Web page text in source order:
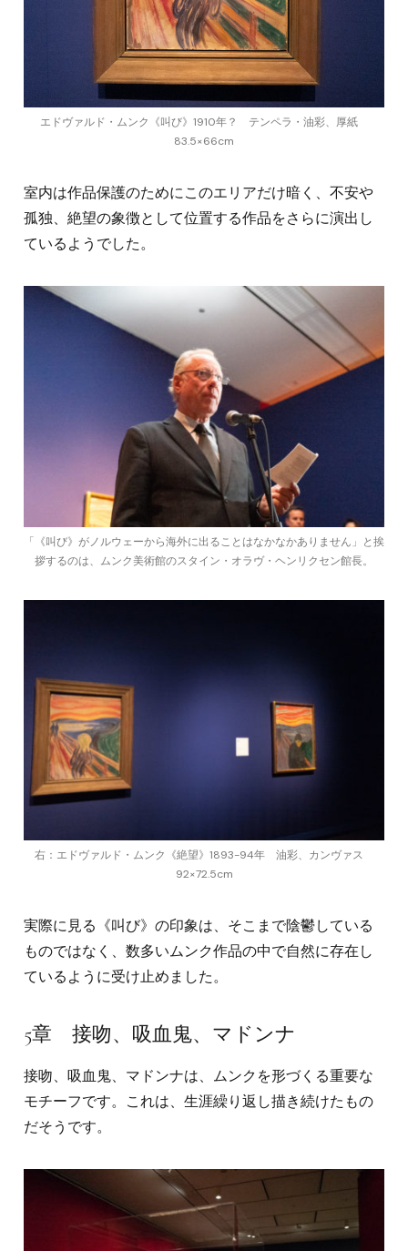
エドヴァルド・ムンク《叫び》1910年？ テンペラ・油彩、厚紙
83.5×66cm
室内は作品保護のためにこのエリアだけ暗く、不安や
孤独、絶望の象徴として位置する作品をさらに演出し
ているようでした。
「《叫び》がノルウェーから海外に出ることはなかなかありません」と挨
拶するのは、ムンク美術館のスタイン・オラヴ・ヘンリクセン館長。
右：エドヴァルド・ムンク《絶望》1893-94年 油彩、カンヴァス
92×72.5cm
実際に見る《叫び》の印象は、そこまで陰鬱している
ものではなく、数多いムンク作品の中で自然に存在し
ているように受け止めました。
5章 接吻、吸血鬼、マドンナ
接吻、吸血鬼、マドンナは、ムンクを形づくる重要な
モチーフです。これは、生涯繰り返し描き続けたもの
だそうです。